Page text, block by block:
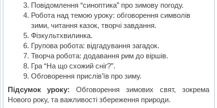
Повідомлення “синоптика” про зимову погоду.
Робота над темою уроку: обговорення символів
зими, читання казок, творчі завдання.
Фізкультхвилинка.
Групова робота: відгадування загадок.
Творча робота: додавання рим до віршів.
Гра “На що схожий сніг?”.
Обговорення прислів’їв про зиму.
Підсумок уроку: Обговорення зимових свят, зокрема
Нового року, та важливості збереження природи.